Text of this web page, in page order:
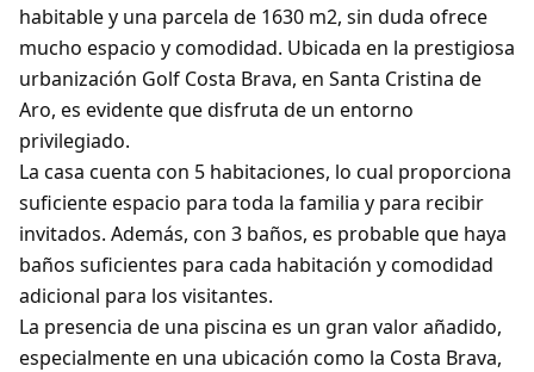
habitable y una parcela de 1630 m2, sin duda ofrece
mucho espacio y comodidad. Ubicada en la prestigiosa
urbanización Golf Costa Brava, en Santa Cristina de
Aro, es evidente que disfruta de un entorno
privilegiado.
La casa cuenta con 5 habitaciones, lo cual proporciona
suficiente espacio para toda la familia y para recibir
invitados. Además, con 3 baños, es probable que haya
baños suficientes para cada habitación y comodidad
adicional para los visitantes.
La presencia de una piscina es un gran valor añadido,
especialmente en una ubicación como la Costa Brava,